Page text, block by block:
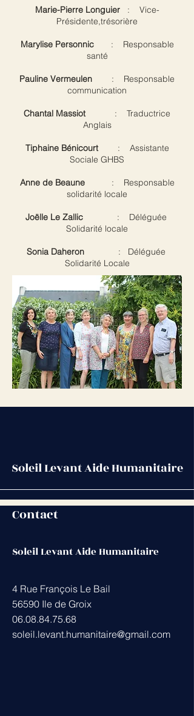
Marie-Pierre Longuier: Vice-
Présidente,trésorière
Marylise Personnic: Responsable
santé
Pauline Vermeulen : Responsable
communication
Chantal Massiot
: Traductrice
Anglais
Tiphaine Bénicourt: Assistante
Sociale GHBS
Anne de Beaune: Responsable
solidarité locale
Joëlle Le Zallic
: Déléguée
Solidarité locale
Sonia Daheron: Déléguée
Solidarité Locale
Soleil Levant Aide Humanitaire
Contact
Soleil Levant Aide Humanitaire
4 Rue François Le Bail
56590 Ile de Groix
06.08.84.75.68
soleil.levant.humanitaire@gmail.com